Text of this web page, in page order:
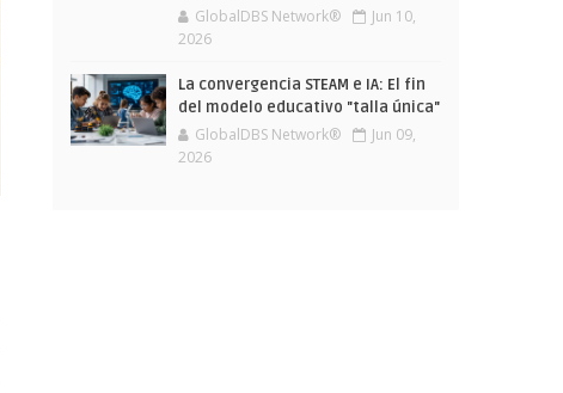
GlobalDBS Network®
Jun 10,
2026
La convergencia STEAM e IA: El fin
del modelo educativo "talla única"
GlobalDBS Network®
Jun 09,
2026